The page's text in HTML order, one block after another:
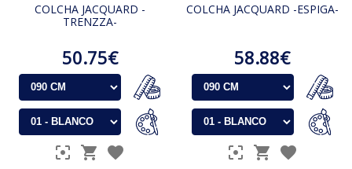
COLCHA JACQUARD -
TRENZZA-
50.75€
COLCHA JACQUARD -ESPIGA-
58.88€